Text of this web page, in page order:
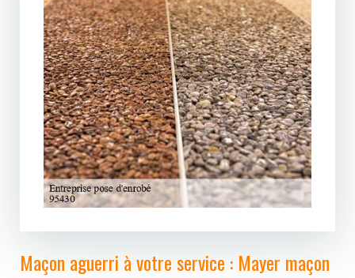
Maçon aguerri à votre service : Mayer maçon